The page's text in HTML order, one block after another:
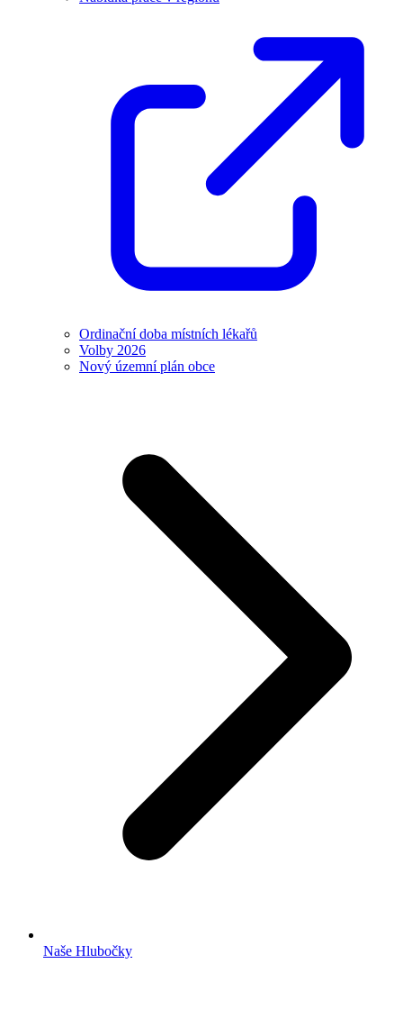
Ordinační doba místních lékařů
Volby 2026
Nový územní plán obce
Naše Hlubočky